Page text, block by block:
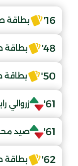
16' بطاقة
48' بطاقة
50' بطاقة
61' زروالي
61' صيد
62' بطاقة